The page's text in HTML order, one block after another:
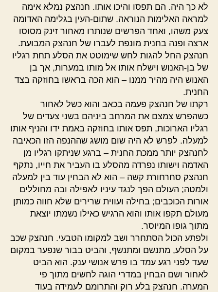
לא כך היה. הם תפסו והיכו אותו. חנהצק נמלא אימה
למראה האלימות הנוראה. שתום-העין בגלימה האדומה
צעק משהו, ואחד הפרשים שנותרו מאחור זינק מסוסו
ארצה ופנה בחנית מונפת לעברו של חנהצק המבועת.
חנהצק החל להגות לחש שימוטט את הסלע תחת רגליו
של בן-האנוש וישלח אותו אל מותו במערות, אך בן
האנוש היה מהיר ממנו – הוא הכה בראשו בחוזקה בצד
החנית.
רקתו של חנהצק פעמה בכאב והוא כשל לאחור
כשהפרש צמצם את המרחב ביניהם בשני צעדים של
רגליו הארוכות, תפס אותו בחוזקה באמת ידו והניף אותו
למעלה. לפרש לא היה שום מושג שההנפה הזו הכאיבה
לחנהצק יותר ממכת החנית – ברגע שניתקו רגליו מן
האדמה וישותו נפרדה מהסלע בו העביר את חייו, נתקף
חנהצק סחרחורת קשה – הוא לא הבחין עוד בין למעלה
ולמטה; העולם הפך לנגד עיניו לאפילה ובה מחוללים
אורות הכוכבים; בחילה ועווית שרירים שלא חווה כמותן
מעולם תקפו אותו והוא הרגיש כאילו נשמתו יוצאת
מתוך גופו המיוסר.
ולפתע הכול הסתחרר ושב למקומו הטבעי. חנהצק שכב
על הסלע, מתנשם ומתנשף, והביט בבור שנפער במקום
שעד לפני רגע עמד בו פרש אנושי ענק. הוא הביט
לאחור ושם הבחין במדרי הוגה לחשים מתוך פי
המערה. חנהצק בלע רוק והתרומם לעמידה בעוד